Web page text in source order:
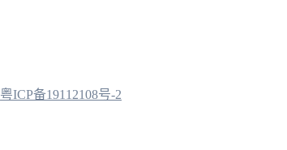
粤ICP备19112108号-2